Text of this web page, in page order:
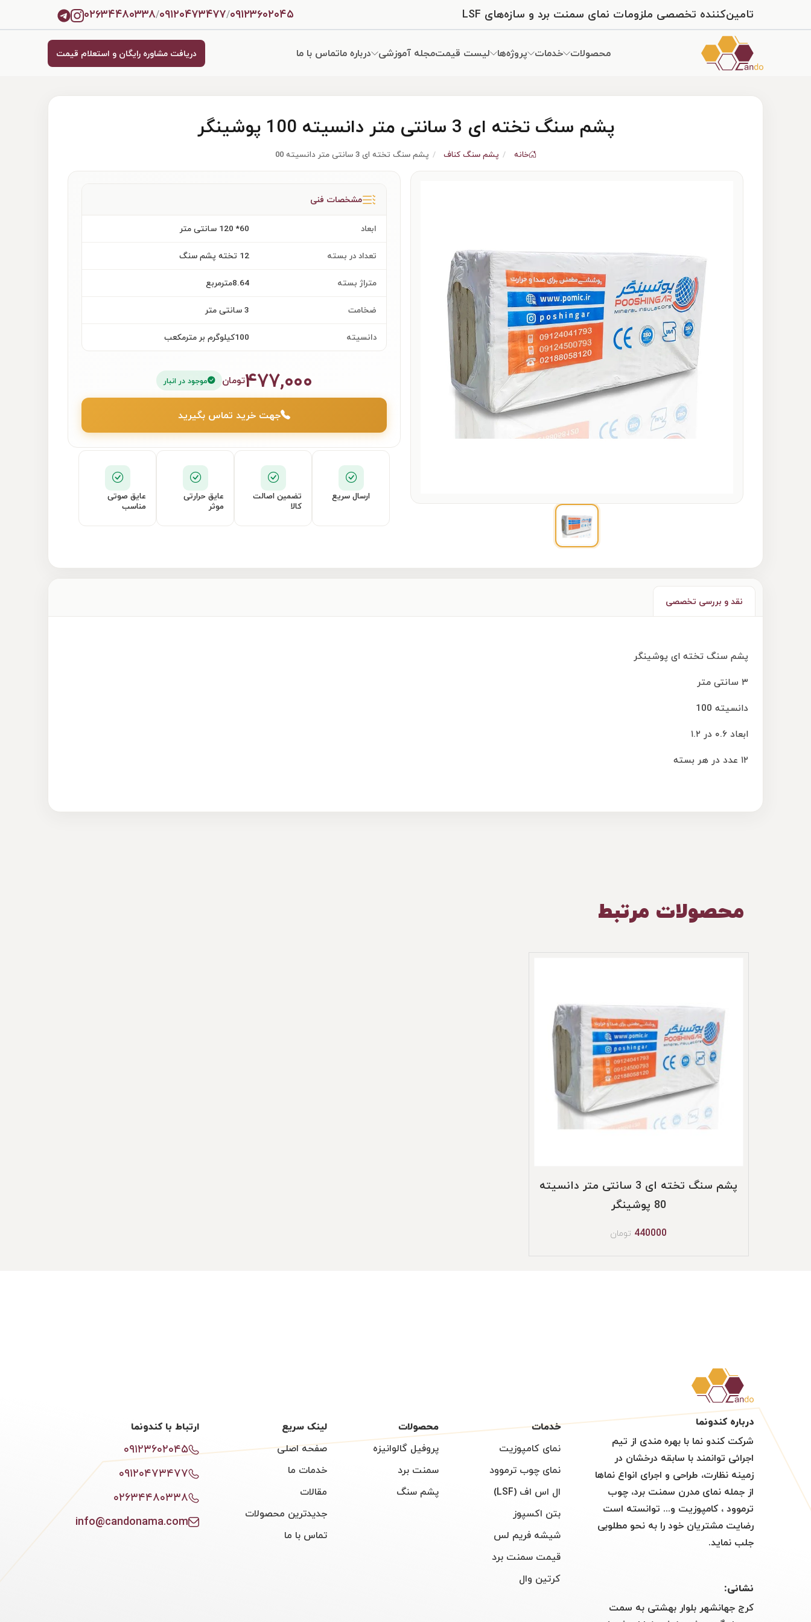
تامین‌کننده تخصصی ملزومات نمای سمنت برد و سازه‌های LSF ۰۹۱۲۳۶۰۲۰۴۵/۰۹۱۲۰۴۷۳۴۷۷/۰۲۶۳۴۴۸۰۳۳۸
محصولات خدمات پروژه‌ها لیست قیمتمجله آموزشی درباره ماتماس با ما دریافت مشاوره رایگان و استعلام قیمت
پشم سنگ تخته ای 3 سانتی متر دانسیته 100 پوشینگر
خانه پشم سنگ کناف پشم سنگ تخته ای 3 سانتی متر دانسیته 100 پوشینگر
مشخصات فنی
ابعاد
60* 120 سانتی متر
تعداد در بسته
12 تخته پشم سنگ
متراژ بسته
8.64مترمربع
ضخامت
3 سانتی متر
دانسیته
100کیلوگرم بر مترمکعب
۴۷۷,۰۰۰تومان موجود در انبار
جهت خرید تماس بگیرید
ارسال سریع تضمین اصالت
کالا
عایق حرارتی
موثر
عایق صوتی
مناسب
نقد و بررسی تخصصی
پشم سنگ تخته ای پوشینگر
۳ سانتی متر
دانسیته 100
ابعاد ۰.۶ در ۱.۲
۱۲ عدد در هر بسته
محصولات مرتبط
پشم سنگ تخته ای 3 سانتی متر دانسیته
80 پوشینگر
440000 تومان
درباره کندونما
شرکت کندو نما با بهره مندی از تیم
اجرائی توانمند با سابقه درخشان در
زمینه نظارت، طراحی و اجرای انواع نماها
از جمله نمای مدرن سمنت برد، چوب
ترموود ، کامپوزیت و... توانسته است
رضایت مشتریان خود را به نحو مطلوبی
جلب نماید.
نشانی:
کرج جهانشهر بلوار بهشتی به سمت
خدمات
نمای کامپوزیت
نمای چوب ترموود
ال اس اف (LSF)
بتن اکسپوز
شیشه فریم لس
قیمت سمنت برد
کرتین وال
محصولات
پروفیل گالوانیزه
سمنت برد
پشم سنگ
لینک سریع
صفحه اصلی
خدمات ما
مقالات
جدیدترین محصولات
تماس با ما
ارتباط با کندونما
۰۹۱۲۳۶۰۲۰۴۵
۰۹۱۲۰۴۷۳۴۷۷
۰۲۶۳۴۴۸۰۳۳۸
info@candonama.com